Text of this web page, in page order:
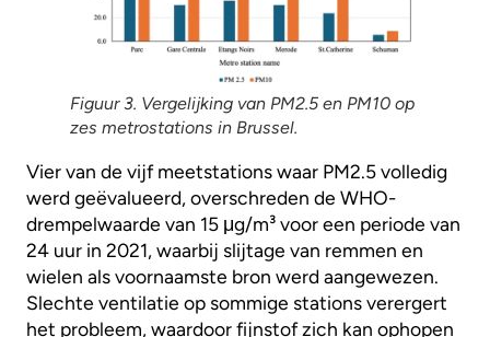
Figuur 3. Vergelijking van PM2.5 en PM10 op
zes metrostations in Brussel.
Vier van de vijf meetstations waar PM2.5 volledig
werd geëvalueerd, overschreden de WHO-
drempelwaarde van 15 μg/m³ voor een periode van
24 uur in 2021, waarbij slijtage van remmen en
wielen als voornaamste bron werd aangewezen.
Slechte ventilatie op sommige stations verergert
het probleem, waardoor fijnstof zich kan ophopen